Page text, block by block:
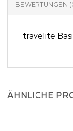
BEWERTUNGEN
travelite
ÄHNLICHE